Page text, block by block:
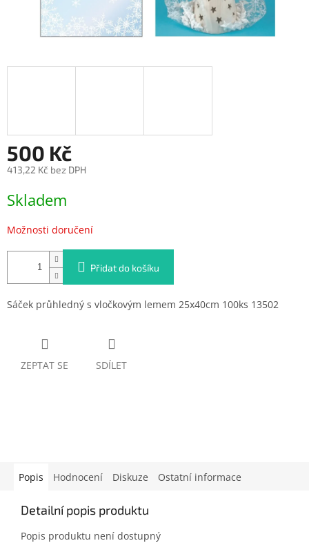
500 Kč
413,22 Kč bez DPH
cena:
Skladem
Možnosti doručení
Přidat do košíku
Sáček průhledný s vločkovým lemem 25x40cm 100ks 13502
ZEPTAT SE SDÍLET
Popis Hodnocení Diskuze Ostatní informace
Detailní popis produktu
Popis produktu není dostupný